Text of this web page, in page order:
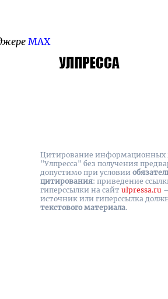
MAX
Цитирование информационных
"Улпресса" без получения
допустимо при условии
цитирования: приведение
гиперссылки на cайт ulpressa.ru
источник или гиперссылка
текстового материала.